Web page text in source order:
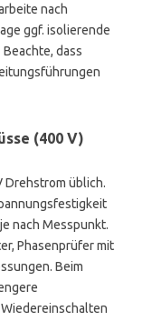
nach
ggf. isolierende
dass
(400 V)
Drehstrom üblich.
nach Messpunkt.
Phasenprüfer mit
Beim